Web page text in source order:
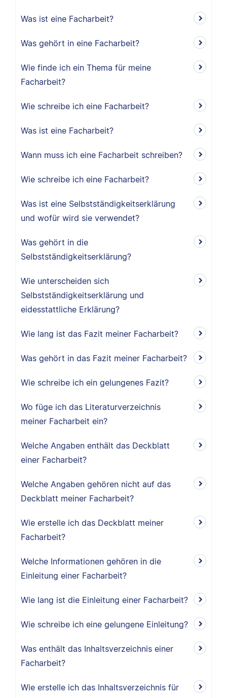
Was ist eine Facharbeit?
Was gehört in eine Facharbeit?
Wie finde ich ein Thema für meine
Facharbeit?
Wie schreibe ich eine Facharbeit?
Was ist eine Facharbeit?
Wann muss ich eine Facharbeit schreiben?
Wie schreibe ich eine Facharbeit?
Was ist eine Selbstständigkeitserklärung
und wofür wird sie verwendet?
Was gehört in die
Selbstständigkeitserklärung?
Wie unterscheiden sich
Selbstständigkeitserklärung und
eidesstattliche Erklärung?
Wie lang ist das Fazit meiner Facharbeit?
Was gehört in das Fazit meiner Facharbeit?
Wie schreibe ich ein gelungenes Fazit?
Wo füge ich das Literaturverzeichnis
meiner Facharbeit ein?
Welche Angaben enthält das Deckblatt
einer Facharbeit?
Welche Angaben gehören nicht auf das
Deckblatt meiner Facharbeit?
Wie erstelle ich das Deckblatt meiner
Facharbeit?
Welche Informationen gehören in die
Einleitung einer Facharbeit?
Wie lang ist die Einleitung einer Facharbeit?
Wie schreibe ich eine gelungene Einleitung?
Was enthält das Inhaltsverzeichnis einer
Facharbeit?
Wie erstelle ich das Inhaltsverzeichnis für